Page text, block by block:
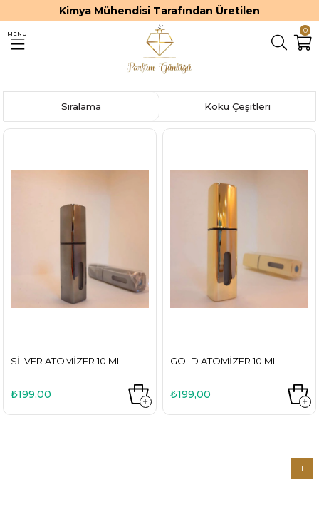
Kimya Mühendisi Tarafından Üretilen
0
MENU
Koku Çeşitleri
Sıralama
SILVER ATOMIZER 10 ML
₺199,00
GOLD ATOMIZER 10 ML
₺199,00
1